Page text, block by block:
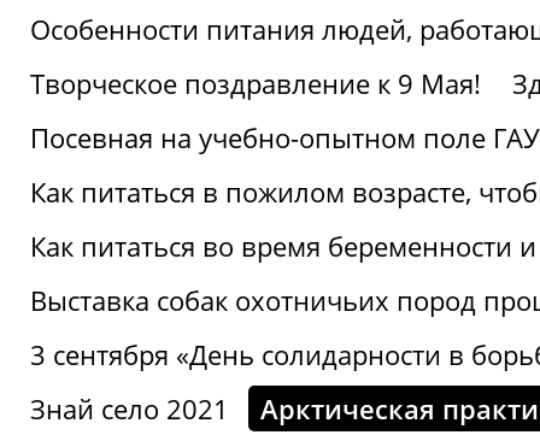
Особенности питания людей,
Творческое поздравление к 9 Мая!
Посевная на учебно-опытном поле
Как питаться в пожилом возрасте,
Как питаться во время беременности
Выставка собак охотничьих пород
3 сентября «День солидарности в
Знай село 2021
Арктическая